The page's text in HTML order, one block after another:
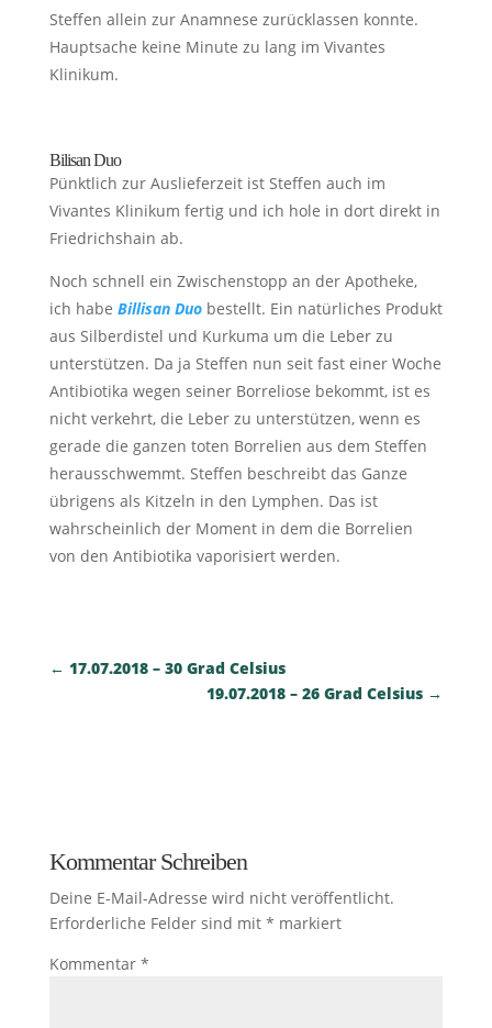
Steffen allein zur Anamnese zurücklassen konnte.
Hauptsache keine Minute zu lang im Vivantes
Klinikum.
Bilisan Duo
Pünktlich zur Auslieferzeit ist Steffen auch im
Vivantes Klinikum fertig und ich hole in dort direkt in
Friedrichshain ab.
Noch schnell ein Zwischenstopp an der Apotheke,
ich habe Billisan Duobestellt. Ein natürliches Produkt
aus Silberdistel und Kurkuma um die Leber zu
unterstützen. Da ja Steffen nun seit fast einer Woche
Antibiotika wegen seiner Borreliose bekommt, ist es
nicht verkehrt, die Leber zu unterstützen, wenn es
gerade die ganzen toten Borrelien aus dem Steffen
herausschwemmt. Steffen beschreibt das Ganze
übrigens als Kitzeln in den Lymphen. Das ist
wahrscheinlich der Moment in dem die Borrelien
von den Antibiotika vaporisiert werden.
← 17.07.2018 – 30 Grad Celsius
19.07.2018 – 26 Grad Celsius →
Kommentar Schreiben
Deine E-Mail-Adresse wird nicht veröffentlicht.
Erforderliche Felder sind mit * markiert
Kommentar *